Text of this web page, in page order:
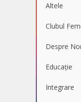
Altele
Clubul
Despre
Educație
Integrare